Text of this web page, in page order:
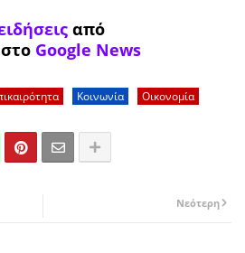
από
στο Google News
Κοινωνία Οικονομία
Νεότερη